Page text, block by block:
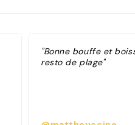
"Bonne bouffe et
resto de plage"